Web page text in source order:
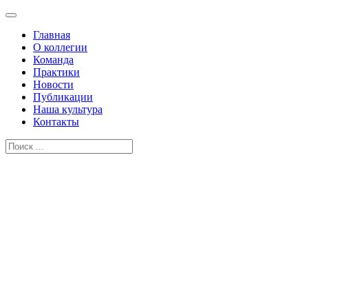
Главная
О коллегии
Команда
Практики
Новости
Публикации
Наша культура
Контакты